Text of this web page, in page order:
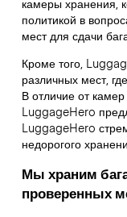
камеры хранения,
политикой в
мест для сдачи
Кроме того,
различных мест,
В отличие от
LuggageHero
LuggageHero
недорогого
Мы храним
проверенных